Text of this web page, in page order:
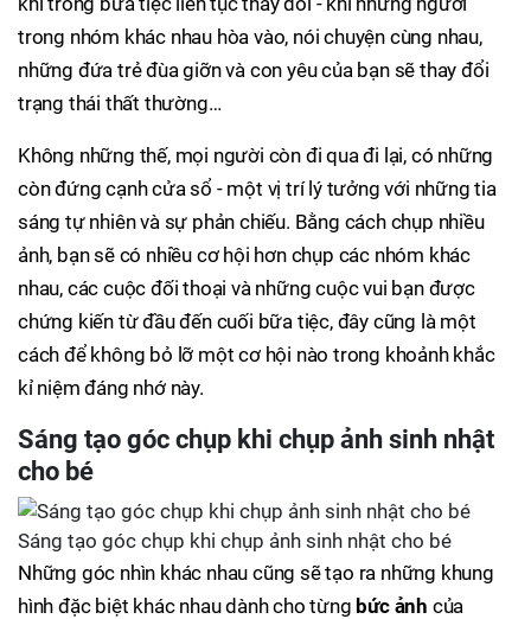
trong nhóm khác nhau hòa vào, nói chuyện cùng nhau,
những đứa trẻ đùa giỡn và con yêu của bạn sẽ thay đổi
trạng thái thất thường…
Không những thế, mọi người còn đi qua đi lại, có những
còn đứng cạnh cửa sổ - một vị trí lý tưởng với những tia
sáng tự nhiên và sự phản chiếu. Bằng cách chụp nhiều
ảnh, bạn sẽ có nhiều cơ hội hơn chụp các nhóm khác
nhau, các cuộc đối thoại và những cuộc vui bạn được
chứng kiến từ đầu đến cuối bữa tiệc, đây cũng là một
cách để không bỏ lỡ một cơ hội nào trong khoảnh khắc
kỉ niệm đáng nhớ này.
Sáng tạo góc chụp khi chụp ảnh sinh nhật
cho bé
Sáng tạo góc chụp khi chụp ảnh sinh nhật cho bé
Những góc nhìn khác nhau cũng sẽ tạo ra những khung
hình đặc biệt khác nhau dành cho từng bức ảnh của